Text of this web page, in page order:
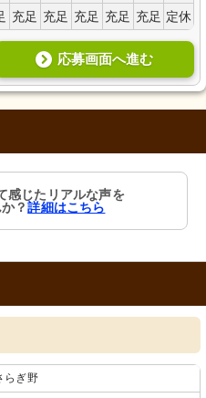
充足 充足 充足 充足 充足 定休
応募画面へ進む
感じたリアルな声を
？詳細はこちら
らぎ野